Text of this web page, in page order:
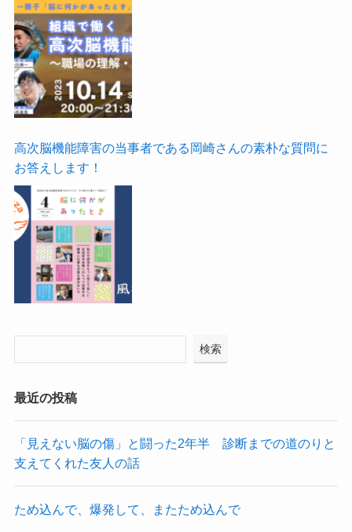
高次脳機能障害の当事者である岡崎さんの素朴な質問に
お答えします！
検索
最近の投稿
「見えない脳の傷」と闘った2年半 診断までの道のりと
支えてくれた友人の話
ため込んで、爆発して、またため込んで